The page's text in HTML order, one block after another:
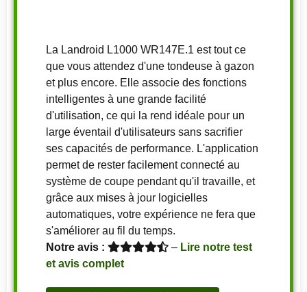
La Landroid L1000 WR147E.1 est tout ce
que vous attendez d'une tondeuse à gazon
et plus encore. Elle associe des fonctions
intelligentes à une grande facilité
d'utilisation, ce qui la rend idéale pour un
large éventail d'utilisateurs sans sacrifier
ses capacités de performance. L'application
permet de rester facilement connecté au
système de coupe pendant qu'il travaille, et
grâce aux mises à jour logicielles
automatiques, votre expérience ne fera que
s'améliorer au fil du temps.
Notre avis :
– Lire notre test
et avis complet